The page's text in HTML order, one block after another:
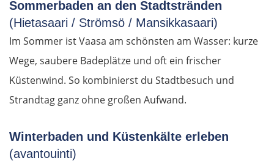
Sommerbaden an den Stadtstränden
(Hietasaari / Strömsö / Mansikkasaari)
Im Sommer ist Vaasa am schönsten am Wasser: kurze
Wege, saubere Badeplätze und oft ein frischer
Küstenwind. So kombinierst du Stadtbesuch und
Strandtag ganz ohne großen Aufwand.
Winterbaden und Küstenkälte erleben
(avantouinti)
WESTROUTE
Mafra
Nazaré